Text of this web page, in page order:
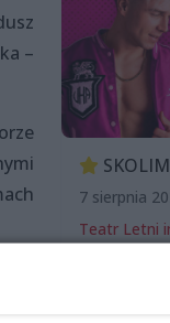
–
SKOLIM
7 sierpnia
Teatr Letni